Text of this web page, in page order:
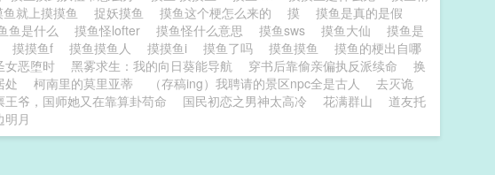
鱼就上摸摸鱼 捉妖摸鱼 摸鱼这个梗怎么来的 摸
摸鱼是真的是假
鱼是什么 摸鱼怪lofter 摸鱼怪什么意思 摸鱼sws 摸鱼大仙
摸鱼是
摸摸鱼f 摸鱼摸鱼人 摸摸鱼i 摸鱼了吗 摸鱼摸鱼
摸鱼的梗出自哪
女恶堕时 黑雾求生：我的向日葵能导航 穿书后靠偷亲偏执反派续命
换
处 柯南里的莫里亚蒂 （存稿ing）我聘请的景区npc全是古人
去灭诡
王爷，国师她又在靠算卦苟命 国民初恋之男神太高冷 花满群山
道友托
明月